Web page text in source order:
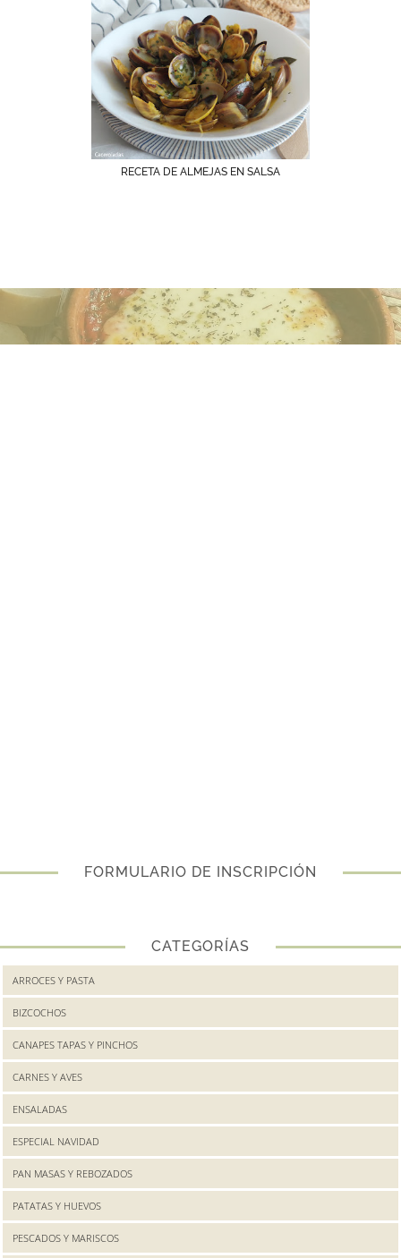
RECETA DE ALMEJAS EN SALSA
FORMULARIO DE INSCRIPCIÓN
CATEGORÍAS
ARROCES Y PASTA
BIZCOCHOS
CANAPES TAPAS Y PINCHOS
CARNES Y AVES
ENSALADAS
ESPECIAL NAVIDAD
PAN MASAS Y REBOZADOS
PATATAS Y HUEVOS
PESCADOS Y MARISCOS